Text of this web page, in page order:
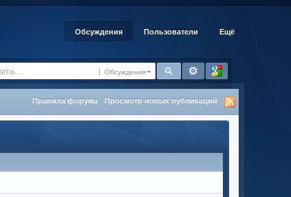
Обсуждения Пользователи Ещё
Обсуждения
Правила форума Просмотр новых публикаций